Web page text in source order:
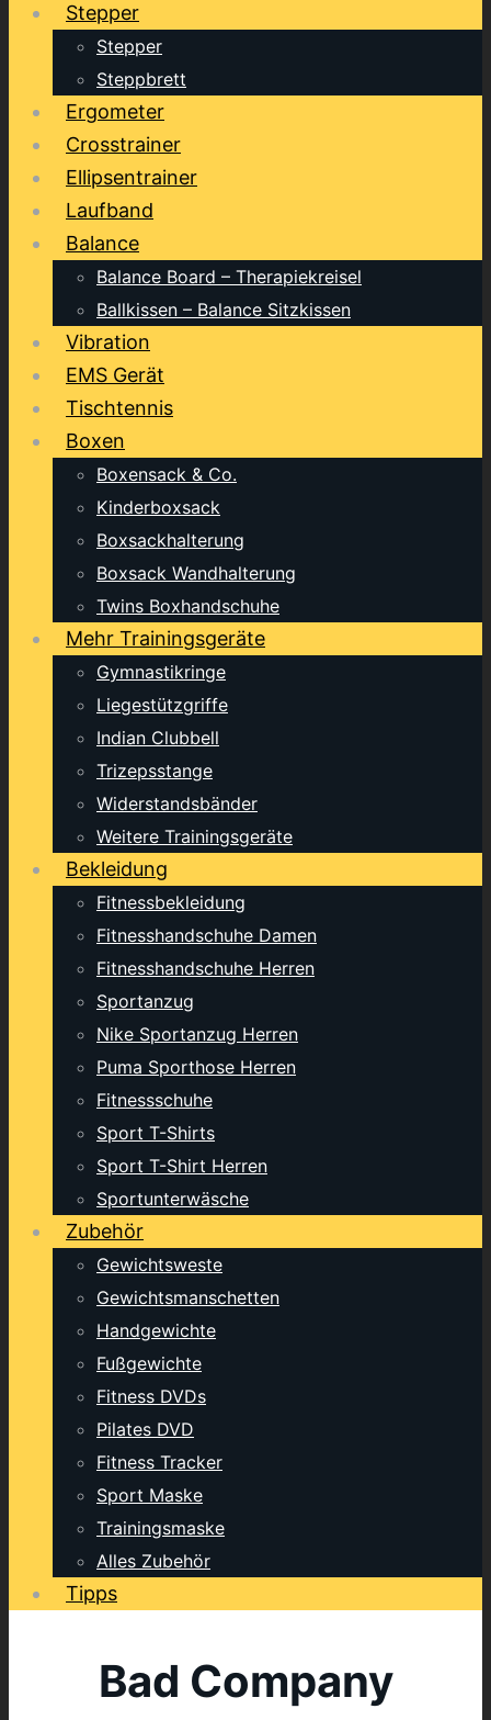
Stepper
Stepper
Steppbrett
Ergometer
Crosstrainer
Ellipsentrainer
Laufband
Balance
Balance Board – Therapiekreisel
Ballkissen – Balance Sitzkissen
Vibration
EMS Gerät
Tischtennis
Boxen
Boxensack & Co.
Kinderboxsack
Boxsackhalterung
Boxsack Wandhalterung
Twins Boxhandschuhe
Mehr Trainingsgeräte
Gymnastikringe
Liegestützgriffe
Indian Clubbell
Trizepsstange
Widerstandsbänder
Weitere Trainingsgeräte
Bekleidung
Fitnessbekleidung
Fitnesshandschuhe Damen
Fitnesshandschuhe Herren
Sportanzug
Nike Sportanzug Herren
Puma Sporthose Herren
Fitnessschuhe
Sport T-Shirts
Sport T-Shirt Herren
Sportunterwäsche
Zubehör
Gewichtsweste
Gewichtsmanschetten
Handgewichte
Fußgewichte
Fitness DVDs
Pilates DVD
Fitness Tracker
Sport Maske
Trainingsmaske
Alles Zubehör
Tipps
Bad Company